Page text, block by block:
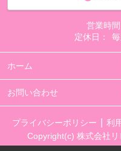
営業時間
定休日：
ホーム
お問い合わせ
プライバシーポリシー 利
Copyright(c) 株式会社